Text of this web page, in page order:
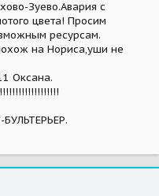
Зуево.Авария с
цвета! Просим
ресурсам.
на Нориса,уши не
Оксана.